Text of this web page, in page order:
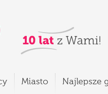
Miasto Najlepsze